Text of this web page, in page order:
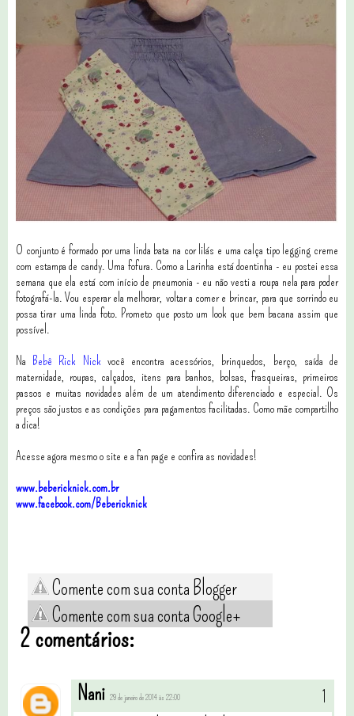
O conjunto é formado por uma linda bata na cor lilás e uma calça tipo legging creme
com estampa de candy. Uma fofura. Como a Larinha está doentinha - eu postei essa
semana que ela está com início de pneumonia - eu não vesti a roupa nela para poder
fotografá-la. Vou esperar ela melhorar, voltar a comer e brincar, para que sorrindo eu
possa tirar uma linda foto. Prometo que posto um look que bem bacana assim que
possível.
Na Bebê Rick Nick você encontra acessórios, brinquedos, berço, saída de
maternidade, roupas, calçados, itens para banhos, bolsas, frasqueiras, primeiros
passos e muitas novidades além de um atendimento diferenciado e especial. Os
preços são justos e as condições para pagamentos facilitadas. Como mãe compartilho
a dica!
Acesse agora mesmo o site e a fan page e confira as novidades!
www.bebericknick.com.br
www.facebook.com/Bebericknick
Comente com sua conta Blogger
Comente com sua conta Google+
2 comentários:
Nani 29 de janeiro de 2014 às 22:00